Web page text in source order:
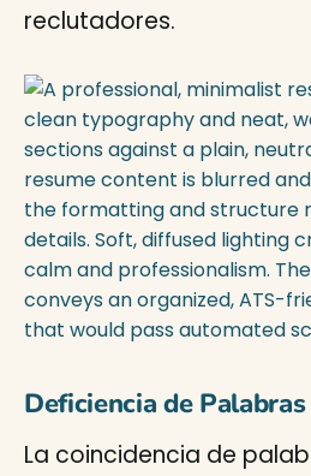
reclutadores.
Deficiencia de
La coincidencia de